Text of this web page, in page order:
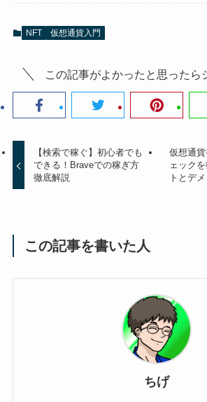
NFT 仮想通貨入門
この記事がよかったと思ったら
【検索で稼ぐ】初心者でも
できる！Braveでの稼ぎ方
徹底解説
仮想通
ェック
トとデ
この記事を書いた人
ちげ